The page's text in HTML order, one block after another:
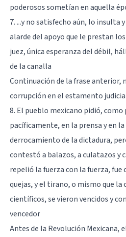
poderosos sometían en aquella
7. ...y no satisfecho aún, lo insulta
alarde del apoyo que le prestan
juez, única esperanza del débil,
de la canalla
Continuación de la frase anterior,
corrupción en el estamento
8. El pueblo mexicano pidió,
pacíficamente, en la prensa y en
derrocamiento de la dictadura,
contestó a balazos, a culatazos y
repelió la fuerza con la fuerza, fue
quejas, y el tirano, o mismo que la
científicos, se vieron vencidos y
vencedor
Antes de la Revolución Mexicana,